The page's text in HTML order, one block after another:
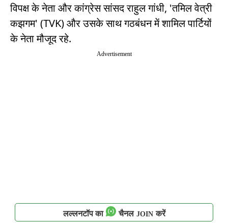
विपक्ष के नेता और कांग्रेस सांसद राहुल गांधी, 'तमिल वेत्री
कझगम' (TVK) और उसके साथ गठबंधन में शामिल पार्टियों
के नेता मौजूद रहे.
Advertisement
लल्लनटॉप का चैनल JOIN करें